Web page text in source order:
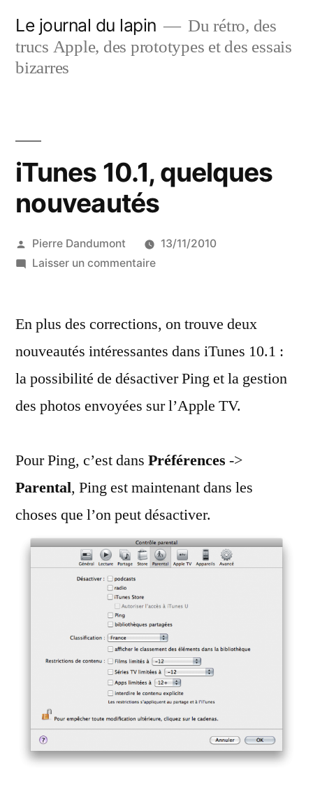
contenu
Le journal du lapin
Du rétro, des
trucs Apple, des prototypes et des essais
bizarres
iTunes 10.1, quelques
nouveautés
Publié
par
Pierre Dandumont
13/11/2010
Laisser un commentairesur
quelques
En plus des corrections, on trouve deux
nouveautés intéressantes dans iTunes 10.1 :
la possibilité de désactiver Ping et la gestion
des photos envoyées sur l’Apple TV.
Pour Ping, c’est dans Préférences ->
Parental, Ping est maintenant dans les
choses que l’on peut désactiver.